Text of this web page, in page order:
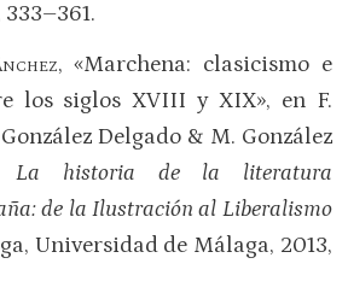
, «Marchena: clasicismo e
los siglos XVIII y XIX», en F.
Delgado & M. González
La historia de la literatura
de la Ilustración al Liberalismo
Universidad de Málaga, 2013,